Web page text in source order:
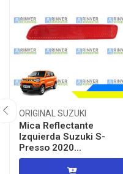
ORIGINAL SUZUKI
Mica Reflectante
Izquierda Suzuki S-
Presso 2020...